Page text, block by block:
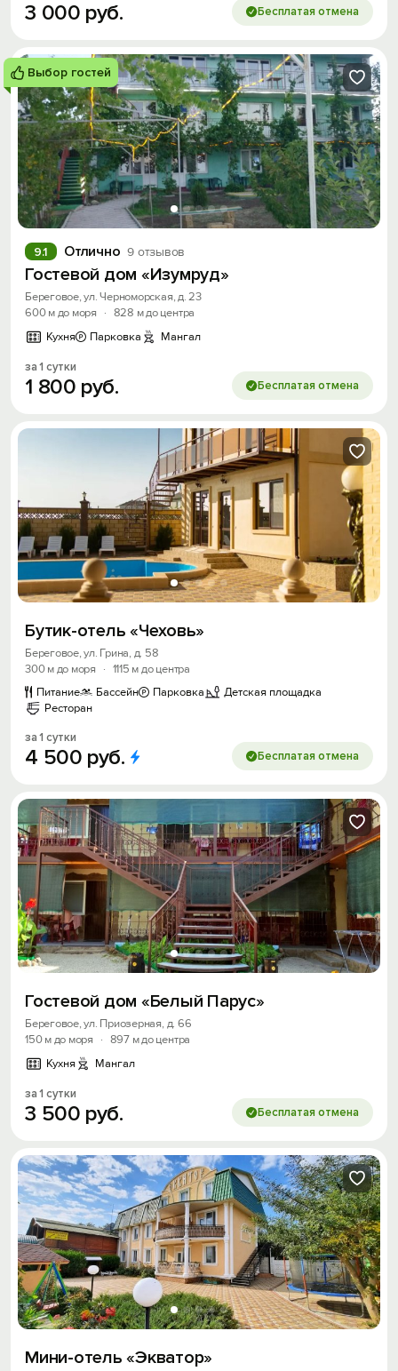
3 000 руб. Бесплатая отмена
Выбор гостей
Отлично 9 отзывов
9.1
Гостевой дом «Изумруд»
Береговое, ул. Черноморская, д. 23
600 м до моря
· 828 м до центра
Кухня
Парковка Мангал
за 1 сутки
1 800 руб. Бесплатая отмена
Бутик-отель «Чеховь»
Береговое, ул. Грина, д. 58
300 м до моря
· 1115 м до центра
Питание
Бассейн Парковка
Детская площадка
Ресторан
за 1 сутки
4 500 руб. Бесплатая отмена
Гостевой дом «Белый Парус»
Береговое, ул. Приозерная, д. 66
150 м до моря
· 897 м до центра
Кухня
Мангал
за 1 сутки
3 500 руб. Бесплатая отмена
Мини-отель «Экватор»